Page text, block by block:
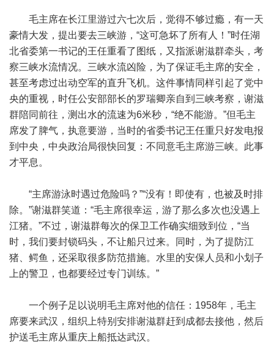
毛主席在长江里游过六七次后，觉得不够过瘾，有一天
豪情大发，提出要去三峡游，“这可急坏了所有人！”时任湖
北省委第一书记的王任重看了图纸，又指派谢滋群牵头，考
察三峡水流情况。三峡水流凶险，为了保证毛主席的安全，
甚至考虑过出动空军的直升飞机。这件事情同样引起了党中
央的重视，时任公安部部长的罗瑞卿亲自到三峡考察，谢滋
群陪同前往，测出水的流速为6米秒，“绝不能游。”但毛主
席发了脾气，执意要游，当时的省委书记王任重只好发电报
到中央，中央政治局很快回复：不同意毛主席游三峡。此事
才平息。
“主席游泳时遇过危险吗？”“没有！即使有，也被及时排
除。”谢滋群笑道：“毛主席很幸运，游了那么多次也没遇上
江猪。”不过，谢滋群每次的保卫工作确实细致到位，“当
时，我们要封锁码头，不让船只过来。同时，为了提防江
猪、鳄鱼，还采取很多防范措施。水里的安保人员和小划子
上的警卫，也都要经过专门训练。”
一个例子足以说明毛主席对他的信任：1958年，毛主
席要来武汉，组织上特别安排谢滋群赶到成都去接他，然后
护送毛主席从重庆上船抵达武汉。